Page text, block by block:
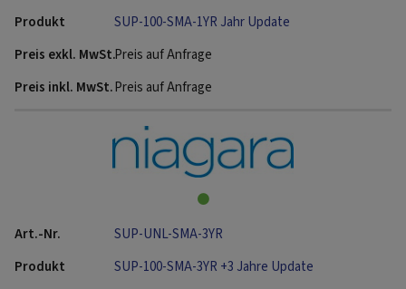
SUP-100-SMA-1YR Jahr Update
Preis auf Anfrage
Preis auf Anfrage
SUP-UNL-SMA-3YR
SUP-100-SMA-3YR +3 Jahre Update